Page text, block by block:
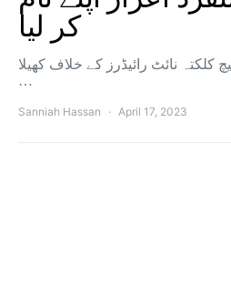
کر لیا
کلکتہ نائٹ رائیڈرز کے خلاف کھیلا،
…
Sanniah Hassan April 17, 2023